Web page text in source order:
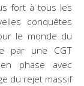
fort à tous les
conquêtes
le monde du
par une CGT
phase avec
du rejet massif